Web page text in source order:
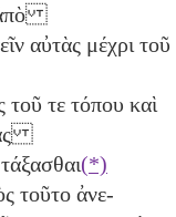
μέχρι τοῦ
τοῦ τε τόπου καὶ
(*)
τοῦτο ἀνε-